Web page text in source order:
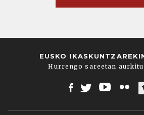
EUSKO
Hurrengo sareetan